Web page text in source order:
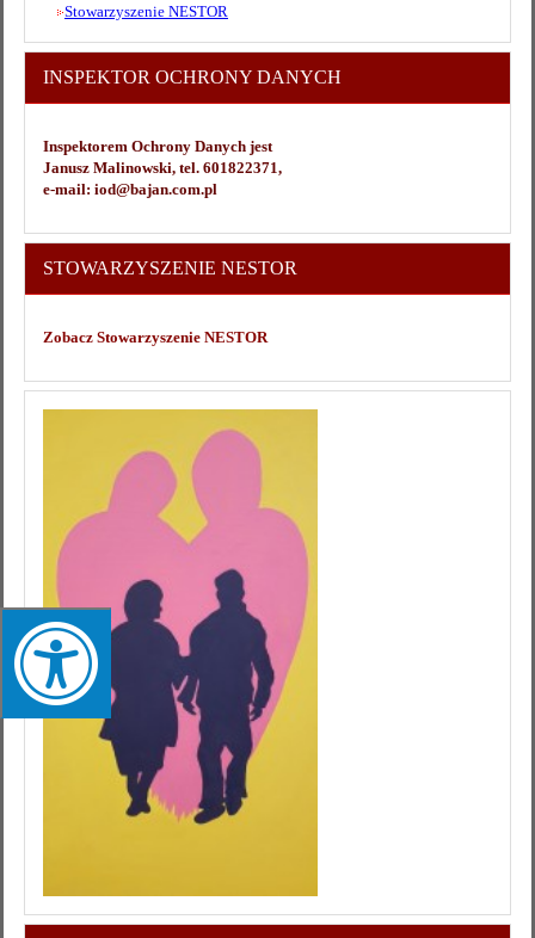
Stowarzyszenie NESTOR
INSPEKTOR OCHRONY DANYCH
Inspektorem Ochrony Danych jest
Janusz Malinowski, tel. 601822371,
e-mail: iod@bajan.com.pl
STOWARZYSZENIE NESTOR
Zobacz Stowarzyszenie NESTOR